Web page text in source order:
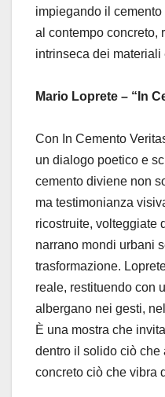
impiegando il
al contempo concreto,
intrinseca dei
Mario Loprete – “In
Con In Cemento
un dialogo poetico e
cemento diviene non
ma testimonianza
ricostruite, volteggiate
narrano mondi urbani
trasformazione.
reale, restituendo con
albergano nei gesti,
È una mostra che
dentro il solido ciò che
concreto ciò che vibra